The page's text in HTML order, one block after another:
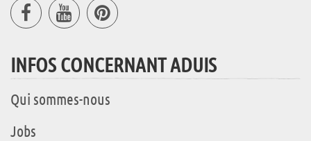
INFOS CONCERNANT ADUIS
Qui sommes-nous
Jobs